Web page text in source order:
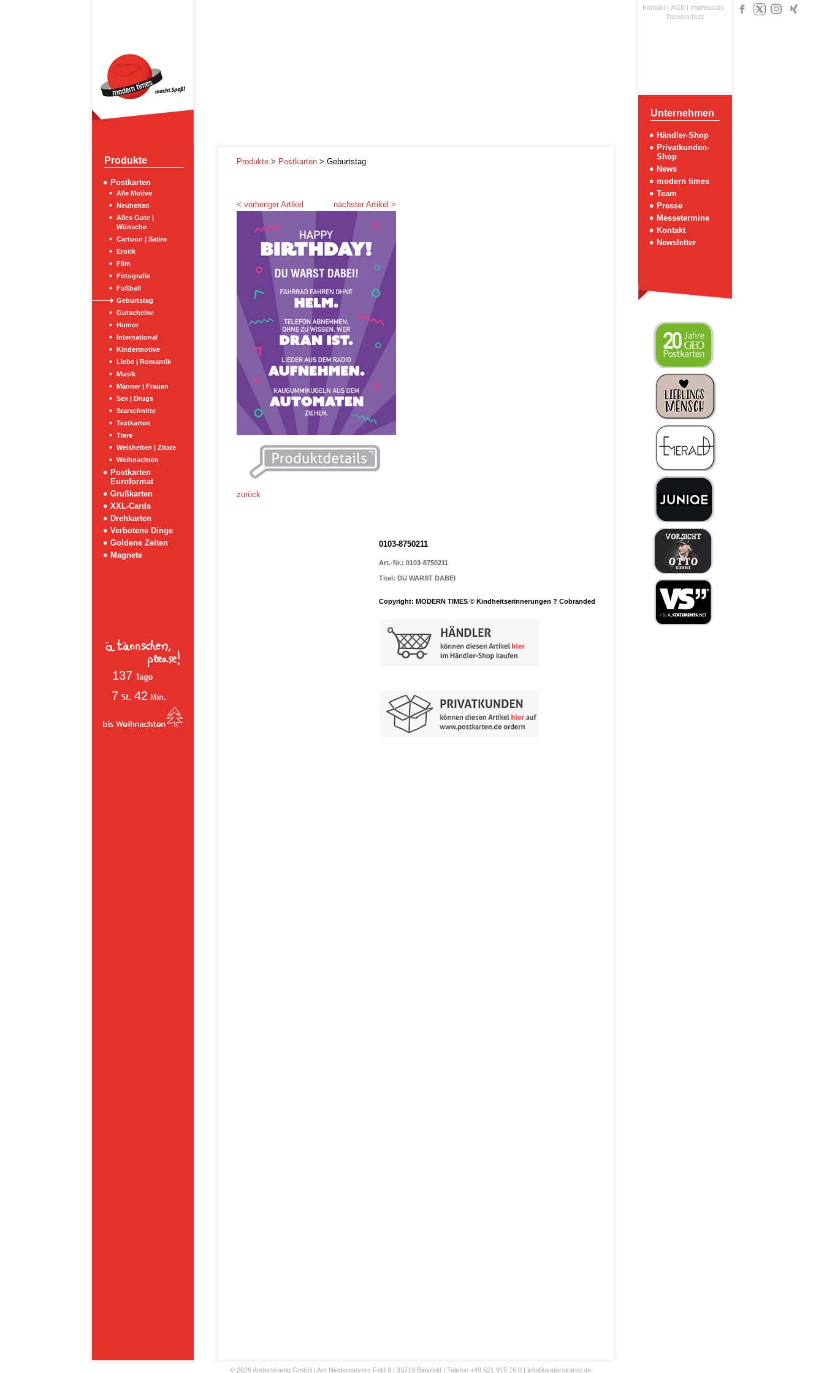
Produkte
Postkarten
Alle Motive
Neuheiten
Alles Gute |
Wünsche
Cartoon | Satire
Erotik
Film
Fotografie
Fußball
Geburtstag
Gutscheine
Humor
International
Kindermotive
Liebe | Romantik
Musik
Männer | Frauen
Sex | Drugs
Starschnitte
Textkarten
Tiere
Weisheiten | Zitate
Weihnachten
Postkarten
Euroformat
Grußkarten
XXL-Cards
Drehkarten
Verbotene Dinge
Goldene Zeiten
Magnete
137
7
42
Produkte > Postkarten > Geburtstag
nächster Artikel >
< vorheriger Artikel
zurück
0103-8750211
Art.-Nr.: 0103-8750211
Titel: DU WARST DABEI
Copyright: MODERN TIMES © Kindheitserinnerungen ? Cobranded
© 2026 Anderskartig GmbH | Am Niedermeyers Feld 8 | 33719 Bielefeld | Telefon +49 521 915 16 0 | info@anderskartig.de
Kontakt | AGB | Impressum
Datenschutz
Unternehmen
Händler-Shop
Privatkunden-
Shop
News
modern times
Team
Presse
Messetermine
Kontakt
Newsletter